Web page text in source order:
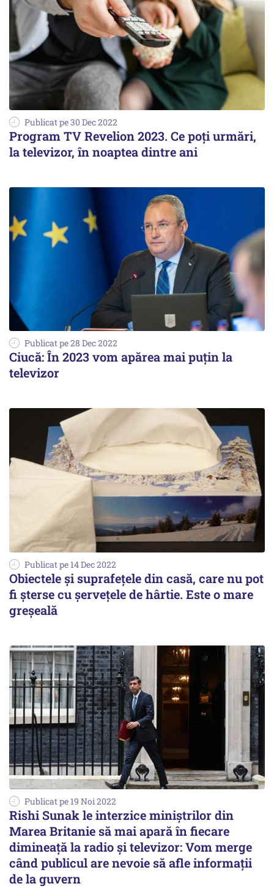
Publicat pe 30 Dec 2022
Program TV Revelion 2023. Ce poți urmări,
la televizor, în noaptea dintre ani
Publicat pe 28 Dec 2022
Ciucă: În 2023 vom apărea mai puţin la
televizor
Publicat pe 14 Dec 2022
Obiectele și suprafețele din casă, care nu pot
fi șterse cu șervețele de hârtie. Este o mare
greșeală
Publicat pe 19 Noi 2022
Rishi Sunak le interzice miniștrilor din
Marea Britanie să mai apară în fiecare
dimineață la radio și televizor: Vom merge
când publicul are nevoie să afle informații
de la guvern